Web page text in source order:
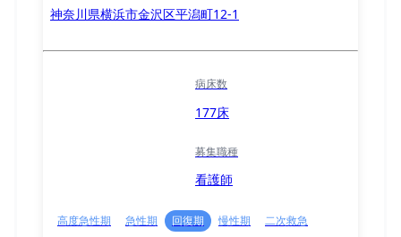
神奈川県横浜市金沢区平潟町12-1
病床数
177床
募集職種
看護師
高度急性期 急性期 回復期 慢性期
二次救急